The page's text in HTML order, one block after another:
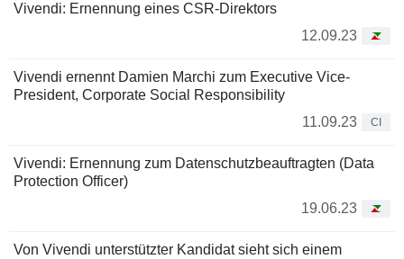
Vivendi: Ernennung eines CSR-Direktors
12.09.23
Vivendi ernennt Damien Marchi zum Executive Vice-
President, Corporate Social Responsibility
11.09.23
CI
Vivendi: Ernennung zum Datenschutzbeauftragten (Data
Protection Officer)
19.06.23
Von Vivendi unterstützter Kandidat sieht sich einem